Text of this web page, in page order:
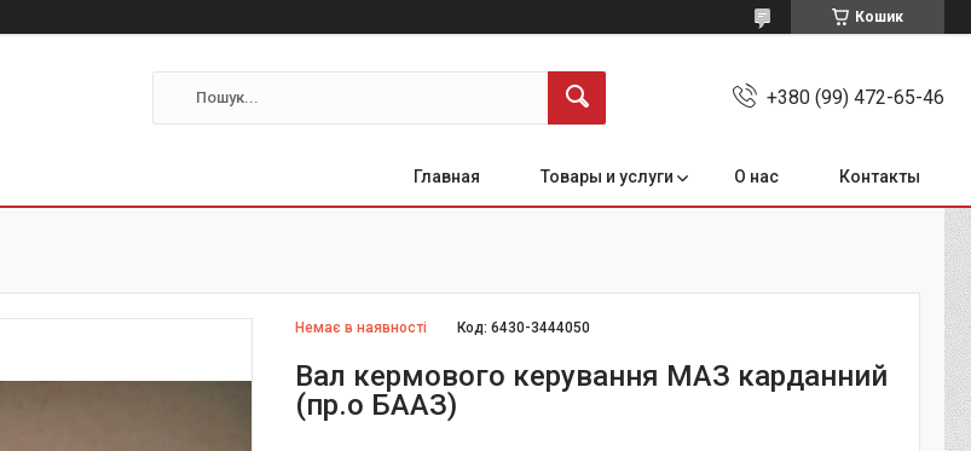
Кошик
+380 (99) 472-65-46
Главная Товары и услуги О нас Контакты
Немає в наявності Код:6430-3444050
Вал кермового керування МАЗ карданний
(пр.о БААЗ)